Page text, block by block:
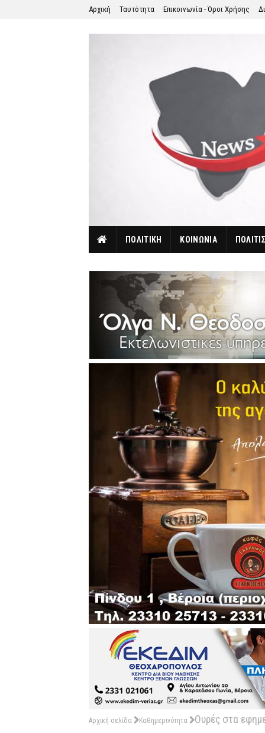
Αρχική Ταυτότητα Επικοινωνία - Όροι Χρήσης
ΠΟΛΙΤΙΚΗ ΚΟΙΝΩΝΙΑ
Αρχική σελίδα Καθημερινότητα Ουρές στα